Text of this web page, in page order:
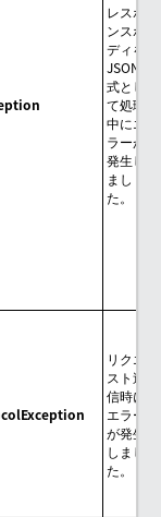
レスポ
ンスボ
ディを
JSON形
式とし
て処理
中にエ
ラーが
発生し
まし
た。
リクエ
スト送
信時に
エラー
が発生
しまし
た。